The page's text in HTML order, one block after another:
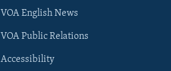
VOA English News
VOA Public Relations
Accessibility